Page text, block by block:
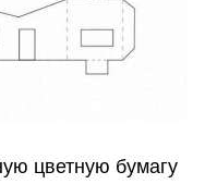
цветную бумагу